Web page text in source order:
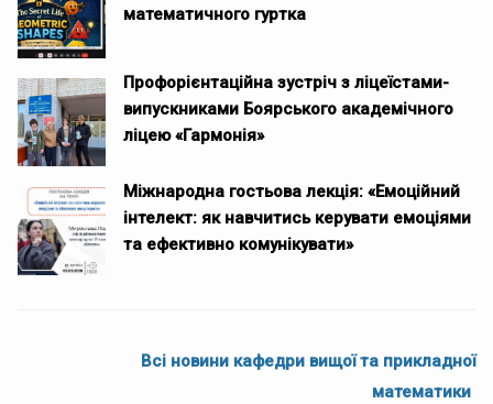
математичного гуртка
Профорієнтаційна зустріч з ліцеїстами-
випускниками Боярського академічного
ліцею «Гармонія»
Міжнародна гостьова лекція: «Емоційний
інтелект: як навчитись керувати емоціями
та ефективно комунікувати»
Всі новини кафедри вищої та прикладної
математики